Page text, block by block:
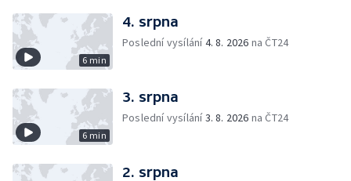
6 min
4. srpna
Poslední vysílání4. 8. 2026 na ČT24
6 min
3. srpna
Poslední vysílání3. 8. 2026 na ČT24
2. srpna